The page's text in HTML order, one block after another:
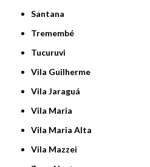
Santana
Tremembé
Tucuruvi
Vila Guilherme
Vila Jaraguá
Vila Maria
Vila Maria Alta
Vila Mazzei